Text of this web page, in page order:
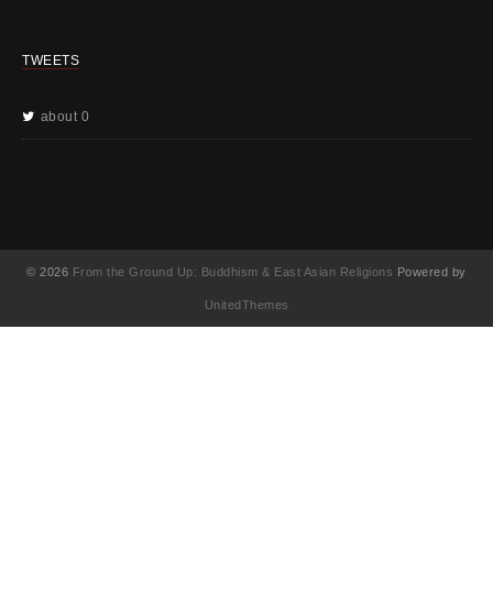
TWEETS
about 0
© 2026 From the Ground Up: Buddhism & East Asian Religions Powered by
UnitedThemes